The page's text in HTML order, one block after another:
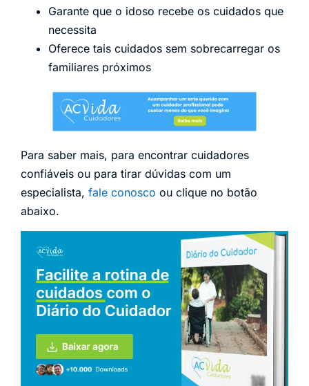
Garante que o idoso recebe os cuidados que
necessita
Oferece tais cuidados sem sobrecarregar os
familiares próximos
Para saber mais, para encontrar cuidadores
confiáveis ou para tirar dúvidas com um
especialista, fale conosco ou clique no botão
abaixo.